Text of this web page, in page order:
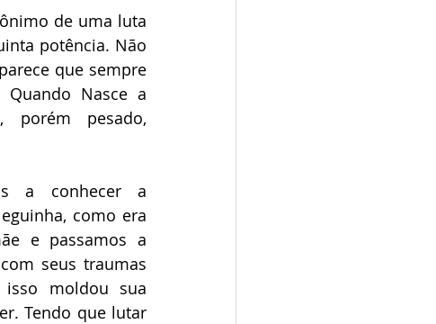
de uma luta
potência. Não
que sempre
Nasce a
porém pesado,
a conhecer a
como era
e passamos a
seus traumas
moldou sua
Tendo que lutar